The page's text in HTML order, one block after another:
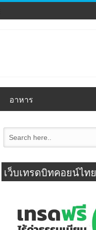
อาหาร
เว็บเทรดบิทคอยน์ไทย